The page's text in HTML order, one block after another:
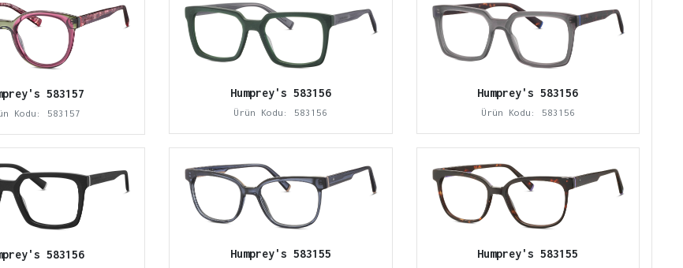
583157
Kodu: 583157
Humprey's 583156
Ürün Kodu: 583156
Humprey's 583156
Ürün Kodu: 583156
583156 Humprey's 583155 Humprey's 583155